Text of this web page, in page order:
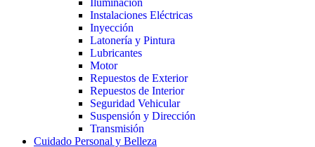
Iluminación
Instalaciones Eléctricas
Inyección
Latonería y Pintura
Lubricantes
Motor
Repuestos de Exterior
Repuestos de Interior
Seguridad Vehicular
Suspensión y Dirección
Transmisión
Cuidado Personal y Belleza